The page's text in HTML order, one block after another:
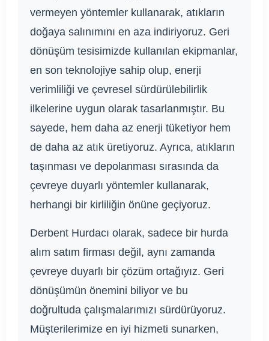
vermeyen yöntemler kullanarak, atıkların
doğaya salınımını en aza indiriyoruz. Geri
dönüşüm tesisimizde kullanılan ekipmanlar,
en son teknolojiye sahip olup, enerji
verimliliği ve çevresel sürdürülebilirlik
ilkelerine uygun olarak tasarlanmıştır. Bu
sayede, hem daha az enerji tüketiyor hem
de daha az atık üretiyoruz. Ayrıca, atıkların
taşınması ve depolanması sırasında da
çevreye duyarlı yöntemler kullanarak,
herhangi bir kirliliğin önüne geçiyoruz.
Derbent Hurdacı olarak, sadece bir hurda
alım satım firması değil, aynı zamanda
çevreye duyarlı bir çözüm ortağıyız. Geri
dönüşümün önemini biliyor ve bu
doğrultuda çalışmalarımızı sürdürüyoruz.
Müşterilerimize en iyi hizmeti sunarken,